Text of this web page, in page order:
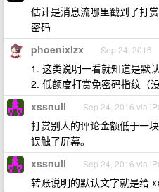
估计是消息流哪里戳到了打
密码
phoenixlzx Sep 24, 2016
1. 这类说明一看就知道是默
2. 低额度打赏免密码指纹（
xssnull Sep 24, 2016 via
打赏别人的评论金额低于一
误触了屏幕。
xssnull Sep 24, 2016 via
转账说明的默认文字就是给